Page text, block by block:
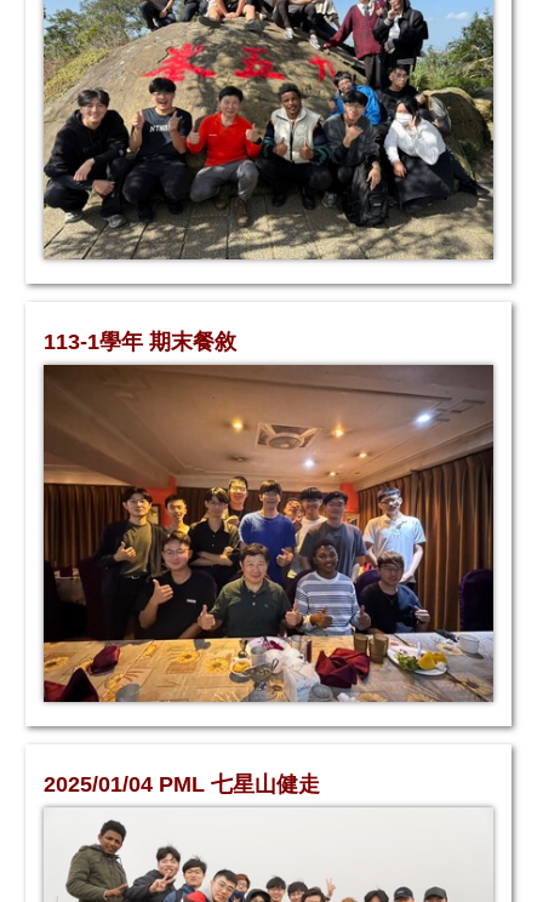
113-1學年 期末餐敘
2025/01/04 PML 七星山健走